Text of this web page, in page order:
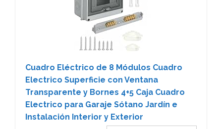
Cuadro Eléctrico de 8 Módulos Cuadro
Electrico Superficie con Ventana
Transparente y Bornes 4+5 Caja Cuadro
Electrico para Garaje Sótano Jardín e
Instalación Interior y Exterior